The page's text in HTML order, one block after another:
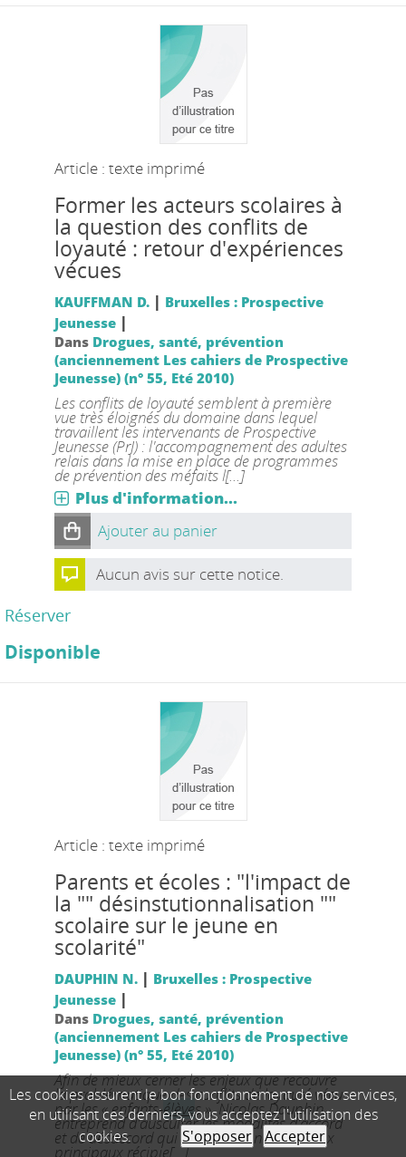
Article : texte imprimé
Former les acteurs scolaires à
la question des conflits de
loyauté : retour d'expériences
vécues
KAUFFMAN D. | Bruxelles : Prospective
Jeunesse|
Dans Drogues, santé, prévention
(anciennement Les cahiers de Prospective
Jeunesse) (n° 55, Eté 2010)
Les conflits de loyauté semblent à première
vue très éloignés du domaine dans lequel
travaillent les intervenants de Prospective
Jeunesse (PrJ) : l'accompagnement des adultes
relais dans la mise en place de programmes
de prévention des méfaits l[...]
Plus d'information...
Ajouter au panier
Aucun avis sur cette notice.
Réserver
Disponible
Article : texte imprimé
Parents et écoles : "l'impact de
la "" désinstutionnalisation ""
scolaire sur le jeune en
scolarité"
DAUPHIN N. | Bruxelles : Prospective
Jeunesse|
Dans Drogues, santé, prévention
(anciennement Les cahiers de Prospective
Jeunesse) (n° 55, Eté 2010)
Afin de mieux cerner les enjeux que recouvre
la problématique des conflits de loyauté vécus
par les « enfants-élèves », Nicolas Dauphin
entreprend d'ausculter les modalités d'accord
et de désaccord qui se nouent entre les deux
principaux récipie[...]
Les cookies assurent le bon fonctionnement de nos services,
en utilisant ces derniers, vous acceptez l'utilisation des
cookies.
S'opposer Accepter